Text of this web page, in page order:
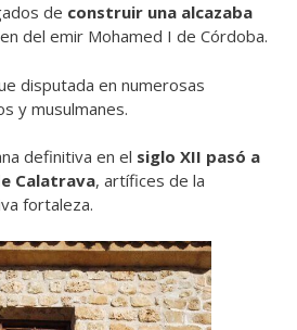
de construir una alcazaba
del emir Mohamed I de Córdoba.
disputada en numerosas
y musulmanes.
definitiva en el siglo XII pasó a
Calatrava, artífices de la
fortaleza.